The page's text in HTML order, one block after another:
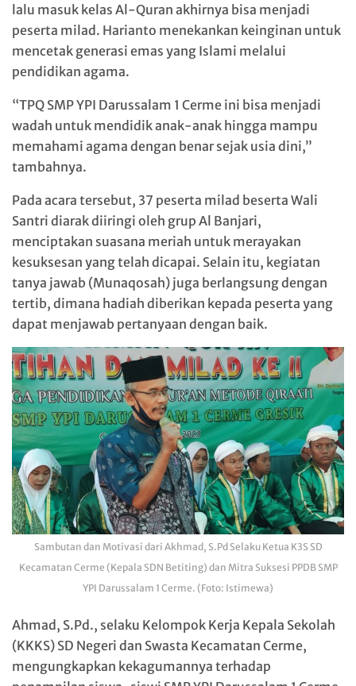
lalu masuk kelas Al-Quran akhirnya bisa menjadi
peserta milad. Harianto menekankan keinginan untuk
mencetak generasi emas yang Islami melalui
pendidikan agama.
“TPQ SMP YPI Darussalam 1 Cerme ini bisa menjadi
wadah untuk mendidik anak-anak hingga mampu
memahami agama dengan benar sejak usia dini,”
tambahnya.
Pada acara tersebut, 37 peserta milad beserta Wali
Santri diarak diiringi oleh grup Al Banjari,
menciptakan suasana meriah untuk merayakan
kesuksesan yang telah dicapai. Selain itu, kegiatan
tanya jawab (Munaqosah) juga berlangsung dengan
tertib, dimana hadiah diberikan kepada peserta yang
dapat menjawab pertanyaan dengan baik.
Sambutan dan Motivasi dari Akhmad, S.Pd Selaku Ketua K3S SD
Kecamatan Cerme (Kepala SDN Betiting) dan Mitra Suksesi PPDB SMP
YPI Darussalam 1 Cerme. (Foto: Istimewa)
Ahmad, S.Pd., selaku Kelompok Kerja Kepala Sekolah
(KKKS) SD Negeri dan Swasta Kecamatan Cerme,
mengungkapkan kekagumannya terhadap